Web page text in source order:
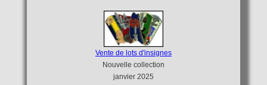
Vente de lots d'insignes
Nouvelle collection
janvier 2025